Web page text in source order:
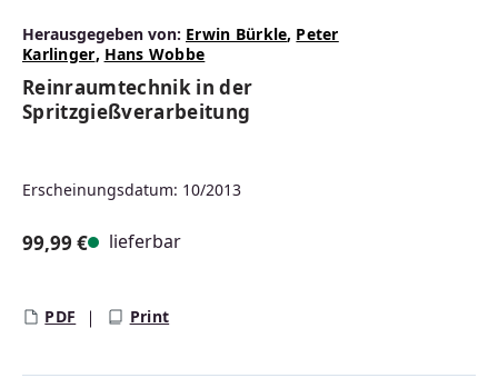
Herausgegeben von: Erwin Bürkle, Peter
Karlinger, Hans Wobbe
Reinraumtechnik in der
Spritzgießverarbeitung
Erscheinungsdatum: 10/2013
99,99 € lieferbar
PDF Print